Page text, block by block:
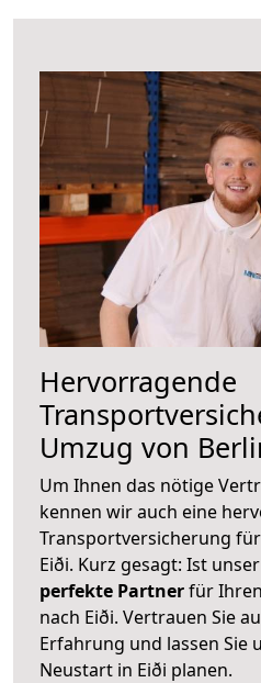
Hervorragende
Umzug von
Um Ihnen das nötige
kennen wir auch eine
Transportversicherung
Eiði. Kurz gesagt: Ist
perfekte Partnerfür
nach Eiði. Vertrauen Sie
Erfahrung und lassen Sie
Neustart in Eiði planen.